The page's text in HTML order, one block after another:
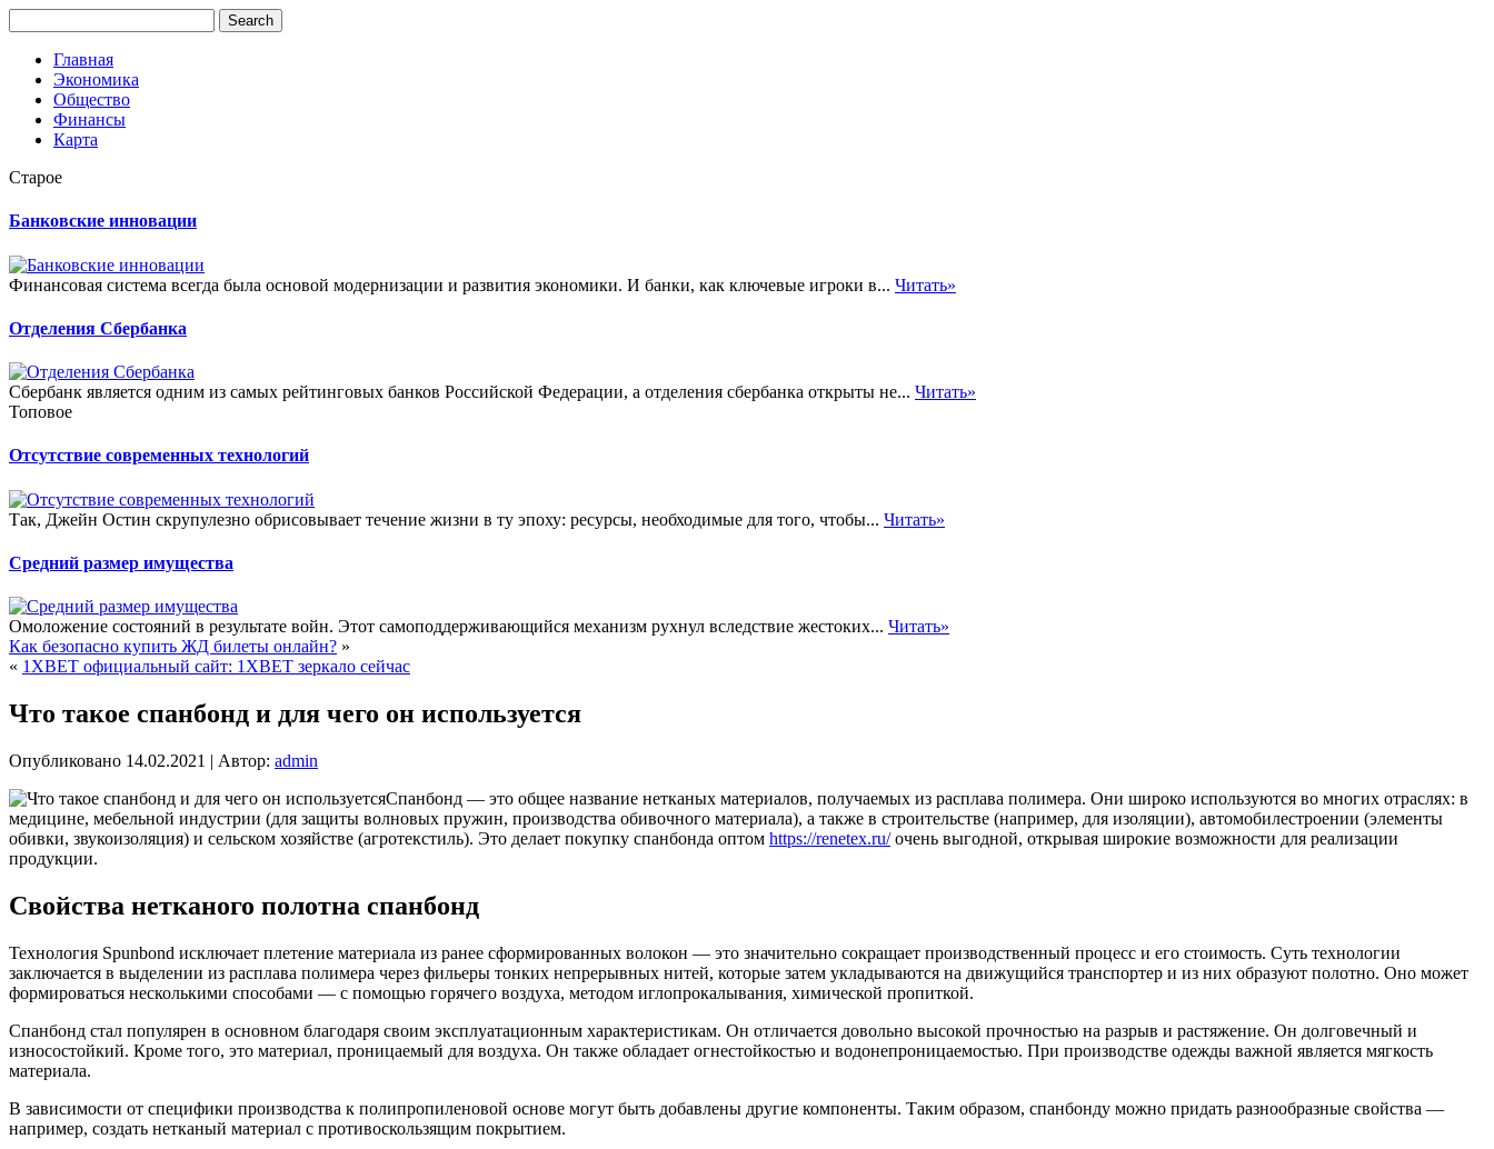
Главная
Экономика
Общество
Финансы
Карта
Старое
Банковские инновации
Финансовая система всегда была основой модернизации и развития экономики. И банки, как ключевые игроки в... Читать»
Отделения Сбербанка
Сбербанк является одним из самых рейтинговых банков Российской Федерации, а отделения сбербанка открыты не... Читать»
Топовое
Отсутствие современных технологий
Так, Джейн Остин скрупулезно обрисовывает течение жизни в ту эпоху: ресурсы, необходимые для того, чтобы... Читать»
Средний размер имущества
Омоложение состояний в результате войн. Этот самоподдерживающийся механизм рухнул вследствие жестоких... Читать»
Как безопасно купить ЖД билеты онлайн? »
« 1XBET официальный сайт: 1XBET зеркало сейчас
Что такое спанбонд и для чего он используется
Опубликовано 14.02.2021 | Автор: admin
Спанбонд — это общее название нетканых материалов, получаемых из расплава полимера. Они широко используются во многих отраслях: в
медицине, мебельной индустрии (для защиты волновых пружин, производства обивочного материала), а также в строительстве (например, для изоляции), автомобилестроении (элементы
обивки, звукоизоляция) и сельском хозяйстве (агротекстиль). Это делает покупку спанбонда оптом https://renetex.ru/очень выгодной, открывая широкие возможности для реализации
продукции.
Свойства нетканого полотна спанбонд
Технология Spunbond исключает плетение материала из ранее сформированных волокон — это значительно сокращает производственный процесс и его стоимость. Суть технологии
заключается в выделении из расплава полимера через фильеры тонких непрерывных нитей, которые затем укладываются на движущийся транспортер и из них образуют полотно. Оно может
формироваться несколькими способами — с помощью горячего воздуха, методом иглопрокалывания, химической пропиткой.
Спанбонд стал популярен в основном благодаря своим эксплуатационным характеристикам. Он отличается довольно высокой прочностью на разрыв и растяжение. Он долговечный и
износостойкий. Кроме того, это материал, проницаемый для воздуха. Он также обладает огнестойкостью и водонепроницаемостью. При производстве одежды важной является мягкость
материала.
В зависимости от специфики производства к полипропиленовой основе могут быть добавлены другие компоненты. Таким образом, спанбонду можно придать разнообразные свойства —
например, создать нетканый материал с противоскользящим покрытием.